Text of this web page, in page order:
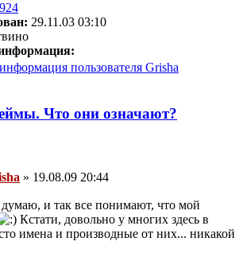
924
29.11.03 03:10
пользователя Grisha
Что они означают?
» 19.08.09 20:44
думаю, и так все понимают, что мой
Кстати, довольно у многих здесь в
имена и производные от них... никакой